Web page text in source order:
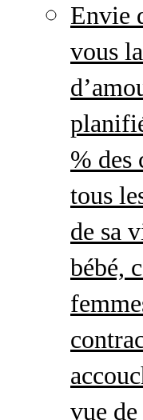
Envie
vous
% des
tous
de sa
bébé,
vue